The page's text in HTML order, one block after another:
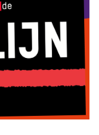
afdelingen